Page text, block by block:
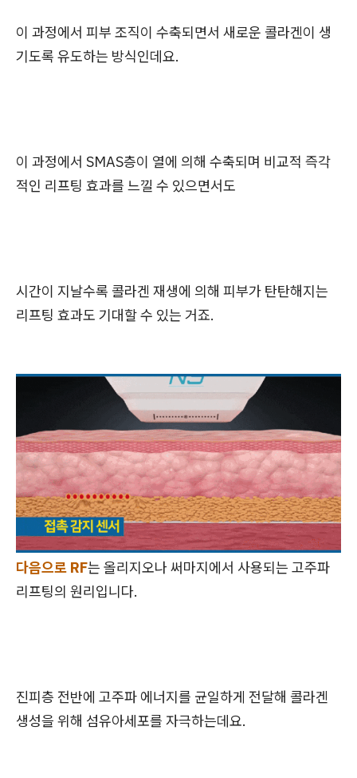
이 과정에서 피부 조직이 수축되면서 새로운 콜라겐이 생
기도록 유도하는 방식인데요.
이 과정에서 SMAS층이 열에 의해 수축되며 비교적 즉각
적인 리프팅 효과를 느낄 수 있으면서도
시간이 지날수록 콜라겐 재생에 의해 피부가 탄탄해지는
리프팅 효과도 기대할 수 있는 거죠.
다음으로 RF는 올리지오나 써마지에서 사용되는 고주파
리프팅의 원리입니다.
진피층 전반에 고주파 에너지를 균일하게 전달해 콜라겐
생성을 위해 섬유아세포를 자극하는데요.